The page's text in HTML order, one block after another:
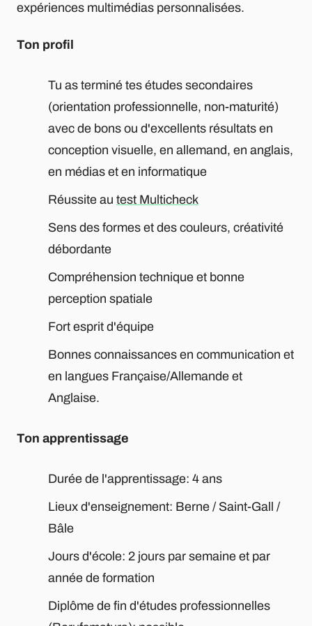
expériences multimédias personnalisées.
Ton profil
Tu as terminé tes études secondaires
(orientation professionnelle, non-maturité)
avec de bons ou d'excellents résultats en
conception visuelle, en allemand, en anglais,
en médias et en informatique
Réussite au test Multicheck
Sens des formes et des couleurs, créativité
débordante
Compréhension technique et bonne
perception spatiale
Fort esprit d'équipe
Bonnes connaissances en communication et
en langues Française/Allemande et
Anglaise.
Ton apprentissage
Durée de l'apprentissage: 4 ans
Lieux d'enseignement: Berne / Saint-Gall /
Bâle
Jours d'école: 2 jours par semaine et par
année de formation
Diplôme de fin d'études professionnelles